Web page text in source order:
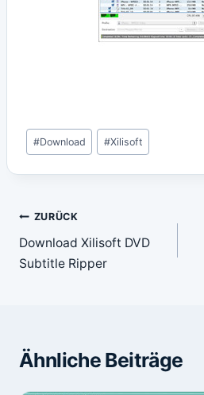
Schlagworte:
#Download #Xilisoft
Beitragsnavigation
ZURÜCK
Download Xilisoft DVD
Subtitle Ripper
Ähnliche Beiträge